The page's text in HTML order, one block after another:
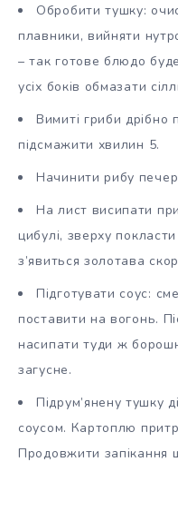
Обробити тушку:
плавники, вийняти
– так готове блюдо
усіх боків обмазати
Вимиті гриби дрібно
підсмажити хвилин 5.
Начинити рибу
На лист висипати
цибулі, зверху
з’явиться золотава
Підготувати соус:
поставити на вогонь.
насипати туди ж
загусне.
Підрум’янену тушку
соусом. Картоплю
Продовжити запікання